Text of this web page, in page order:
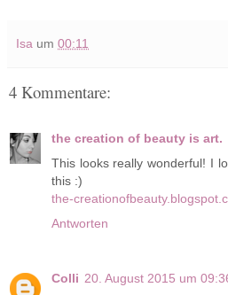
Isa um 00:11
4 Kommentare:
the creation of beauty is art.
This looks really wonderful! I
this :)
the-
Antworten
Colli 20. August 2015 um